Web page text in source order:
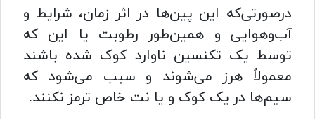
درصورتی‌که این پین‌ها در اثر زمان، شرایط و
آب‌وهوایی و همین‌طور رطوبت یا این که
توسط یک تکنسین ناوارد کوک شده باشند
معمولاً هرز می‌شوند و سبب می‌شود که
سیم‌ها در یک کوک و یا نت خاص ترمز نکنند.